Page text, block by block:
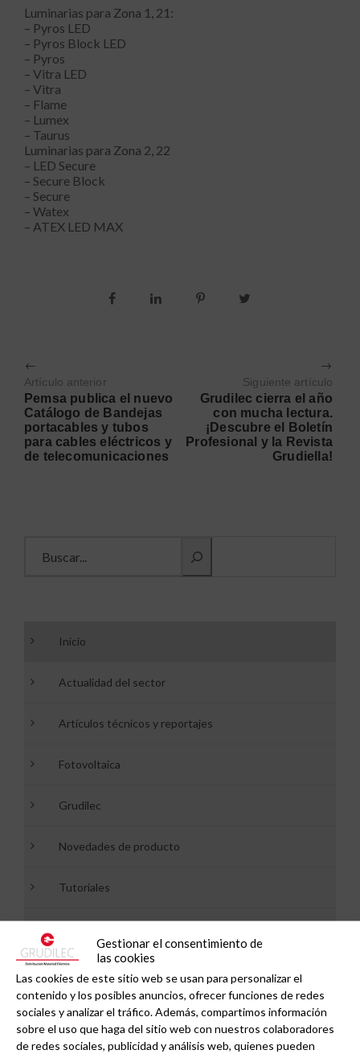
Gestionar el consentimiento de
las cookies
Las cookies de este sitio web se usan para personalizar el
contenido y los posibles anuncios, ofrecer funciones de redes
sociales y analizar el tráfico. Además, compartimos información
sobre el uso que haga del sitio web con nuestros colaboradores
de redes sociales, publicidad y análisis web, quienes pueden
Luminarias para Zona 1, 21:
– Pyros LED
– Pyros Block LED
– Pyros
– Vitra LED
– Vitra
– Flame
– Lumex
– Taurus
Luminarias para Zona 2, 22
– LED Secure
– Secure Block
– Secure
– Watex
– ATEX LED MAX
Artículo anterior
Pemsa publica el nuevo
Catálogo de Bandejas
portacables y tubos
para cables eléctricos y
de telecomunicaciones
Siguiente artículo
Grudilec cierra el año
con mucha lectura.
¡Descubre el Boletín
Profesional y la Revista
Grudiella!
Inicio
Actualidad del sector
Artículos técnicos y reportajes
Fotovoltaica
Grudilec
Novedades de producto
Tutoriales
Recibe nuestras noticias a tu email